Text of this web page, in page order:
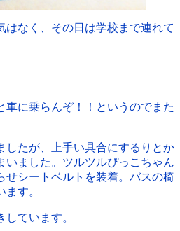
はなく、その日は学校まで連れて
車に乗らんぞ！！というのでまた
したが、上手い具合にするりとか
いました。ツルツルぴっこちゃん
せシートベルトを装着。バスの椅
す。
ています。